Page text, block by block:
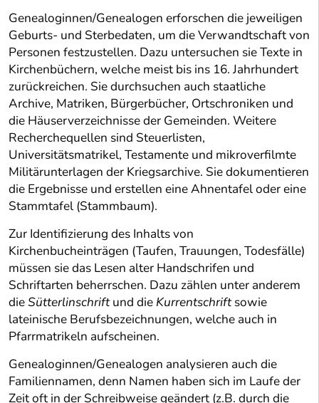
Genealoginnen/Genealogen erforschen die jeweiligen
Geburts- und Sterbedaten, um die Verwandtschaft von
Personen festzustellen. Dazu untersuchen sie Texte in
Kirchenbüchern, welche meist bis ins 16. Jahrhundert
zurückreichen. Sie durchsuchen auch staatliche
Archive, Matriken, Bürgerbücher, Ortschroniken und
die Häuserverzeichnisse der Gemeinden. Weitere
Recherchequellen sind Steuerlisten,
Universitätsmatrikel, Testamente und mikroverfilmte
Militärunterlagen der Kriegsarchive. Sie dokumentieren
die Ergebnisse und erstellen eine Ahnentafel oder eine
Stammtafel (Stammbaum).
Zur Identifizierung des Inhalts von
Kirchenbucheinträgen (Taufen, Trauungen, Todesfälle)
müssen sie das Lesen alter Handschrifen und
Schriftarten beherrschen. Dazu zählen unter anderem
dieSütterlinschriftund die Kurrentschriftsowie
lateinische Berufsbezeichnungen, welche auch in
Pfarrmatrikeln aufscheinen.
Genealoginnen/Genealogen analysieren auch die
Familiennamen, denn Namen haben sich im Laufe der
Zeit oft in der Schreibweise geändert (z.B. durch die